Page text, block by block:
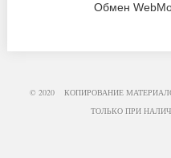
Обмен
© 2020 КОПИРОВАНИЕ
ТОЛЬКО ПРИ